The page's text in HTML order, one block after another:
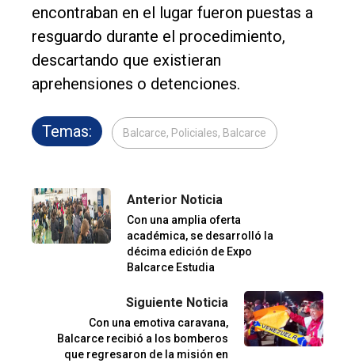
encontraban en el lugar fueron puestas a
resguardo durante el procedimiento,
descartando que existieran
aprehensiones o detenciones.
Temas: Balcarce, Policiales, Balcarce
Anterior Noticia
Con una amplia oferta
académica, se desarrolló la
décima edición de Expo
Balcarce Estudia
Siguiente Noticia
Con una emotiva caravana,
Balcarce recibió a los bomberos
que regresaron de la misión en